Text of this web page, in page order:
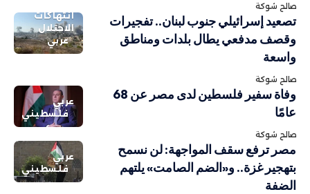
صالح شوكة
انتهاكات
الاحتلال
عربي
تصعيد إسرائيلي جنوب لبنان.. تفجيرات
وقصف مدفعي يطال بلدات ومناطق
واسعة
صالح شوكة
عربي
فلسطيني
وفاة سفير فلسطين لدى مصر عن 68
عامًا
صالح شوكة
عربي
فلسطيني
مصر ترفع سقف المواجهة: لن نسمح
بتهجير غزة.. و«الضم الصامت» يلتهم
الضفة